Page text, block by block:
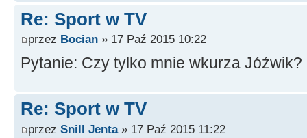
Re: Sport w TV
przez Bocian » 17 Paź 2015 10:22
Pytanie: Czy tylko mnie wkurza Jóźwik?
Re: Sport w TV
przez Snill Jenta» 17 Paź 2015 11:22